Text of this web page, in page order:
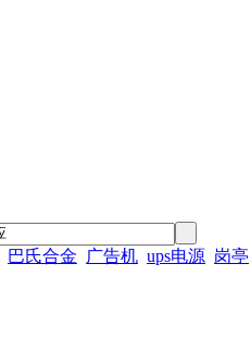
巴氏合金 广告机 ups电源 岗亭